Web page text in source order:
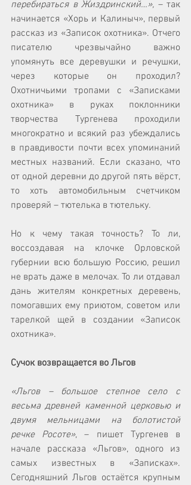
перебираться в Жиздринский…», – так
начинается «Хорь и Калиныч», первый
рассказ из «Записок охотника». Отчего
писателю чрезвычайно важно
упомянуть все деревушки и речушки,
через которые он проходил?
Охотничьими тропами с «Записками
охотника» в руках поклонники
творчества Тургенева проходили
многократно и всякий раз убеждались
в правдивости почти всех упоминаний
местных названий. Если сказано, что
от одной деревни до другой пять вёрст,
то хоть автомобильным счетчиком
проверяй – тютелька в тютельку.
Но к чему такая точность? То ли,
воссоздавая на клочке Орловской
губернии всю большую Россию, решил
не врать даже в мелочах. То ли отдавал
дань жителям конкретных деревень,
помогавших ему приютом, советом или
тарелкой щей в создании «Записок
охотника».
Сучок возвращается во Льгов
«Льгов – большое степное село с
весьма древней каменной церковью и
двумя мельницами на болотистой
речке Росоте», – пишет Тургенев в
начале рассказа «Льгов», одного из
самых известных в «Записках».
Сегодняшний Льгов остаётся крупным